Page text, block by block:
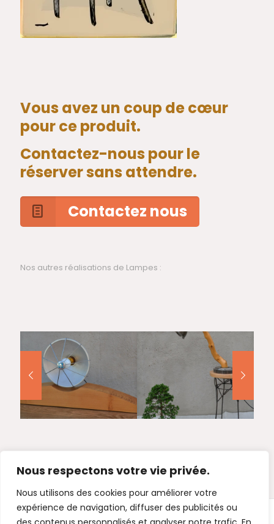
Nous respectons votre vie privée.
Nous utilisons des cookies pour améliorer votre
expérience de navigation, diffuser des publicités ou
Vous avez un coup de cœur
pour ce produit.
Contactez-nous pour le
réserver sans attendre.
Contactez nous
Nos autres réalisations de Lampes :